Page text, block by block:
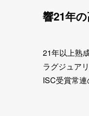
響21年
21年以上熟
ラグジュア
ISC受賞常